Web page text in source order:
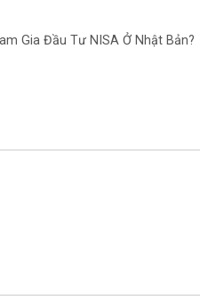
Gia Đầu Tư NISA Ở Nhật Bản?